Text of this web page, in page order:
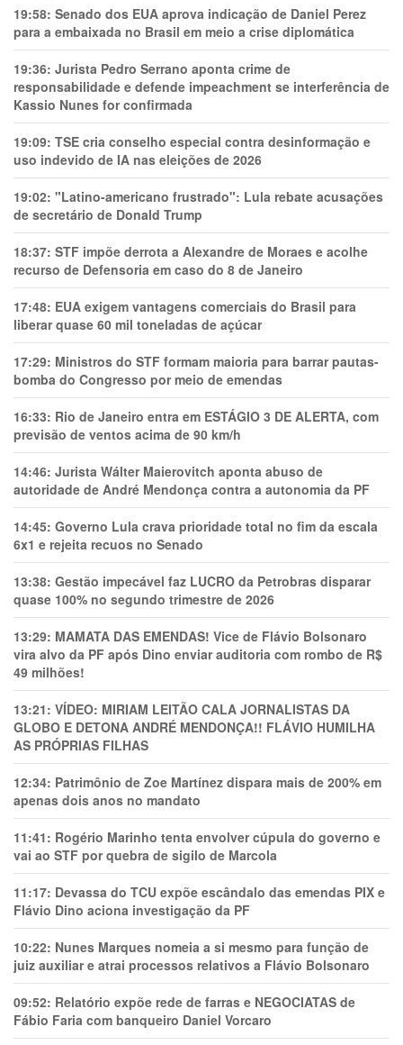
19:58: Senado dos EUA aprova indicação de Daniel Perez
para a embaixada no Brasil em meio a crise diplomática
19:36: Jurista Pedro Serrano aponta crime de
responsabilidade e defende impeachment se interferência de
Kassio Nunes for confirmada
19:09: TSE cria conselho especial contra desinformação e
uso indevido de IA nas eleições de 2026
19:02: "Latino-americano frustrado": Lula rebate acusações
de secretário de Donald Trump
18:37: STF impõe derrota a Alexandre de Moraes e acolhe
recurso de Defensoria em caso do 8 de Janeiro
17:48: EUA exigem vantagens comerciais do Brasil para
liberar quase 60 mil toneladas de açúcar
17:29: Ministros do STF formam maioria para barrar pautas-
bomba do Congresso por meio de emendas
16:33: Rio de Janeiro entra em ESTÁGIO 3 DE ALERTA, com
previsão de ventos acima de 90 km/h
14:46: Jurista Wálter Maierovitch aponta abuso de
autoridade de André Mendonça contra a autonomia da PF
14:45: Governo Lula crava prioridade total no fim da escala
6x1 e rejeita recuos no Senado
13:38: Gestão impecável faz LUCRO da Petrobras disparar
quase 100% no segundo trimestre de 2026
13:29: MAMATA DAS EMENDAS! Vice de Flávio Bolsonaro
vira alvo da PF após Dino enviar auditoria com rombo de R$
49 milhões!
13:21: VÍDEO: MIRIAM LEITÃO CALA JORNALISTAS DA
GLOBO E DETONA ANDRÉ MENDONÇA!! FLÁVIO HUMILHA
AS PRÓPRIAS FILHAS
12:34: Patrimônio de Zoe Martínez dispara mais de 200% em
apenas dois anos no mandato
11:41: Rogério Marinho tenta envolver cúpula do governo e
vai ao STF por quebra de sigilo de Marcola
11:17: Devassa do TCU expõe escândalo das emendas PIX e
Flávio Dino aciona investigação da PF
10:22: Nunes Marques nomeia a si mesmo para função de
juiz auxiliar e atrai processos relativos a Flávio Bolsonaro
09:52: Relatório expõe rede de farras e NEGOCIATAS de
Fábio Faria com banqueiro Daniel Vorcaro